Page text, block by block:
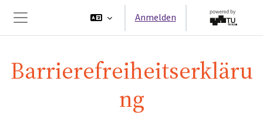
Website-Übersicht
Anmelden
Barrierefreiheitserkläru
ng